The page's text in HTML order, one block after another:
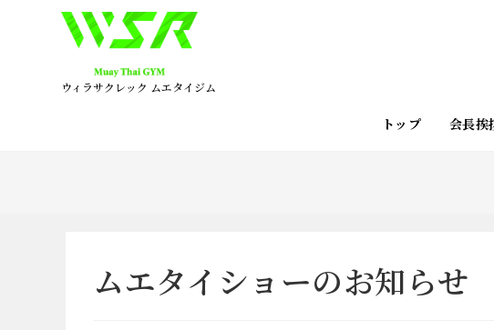
ウィラサクレック ムエタイジム
トップ 会長挨
ムエタイショーのお知らせ